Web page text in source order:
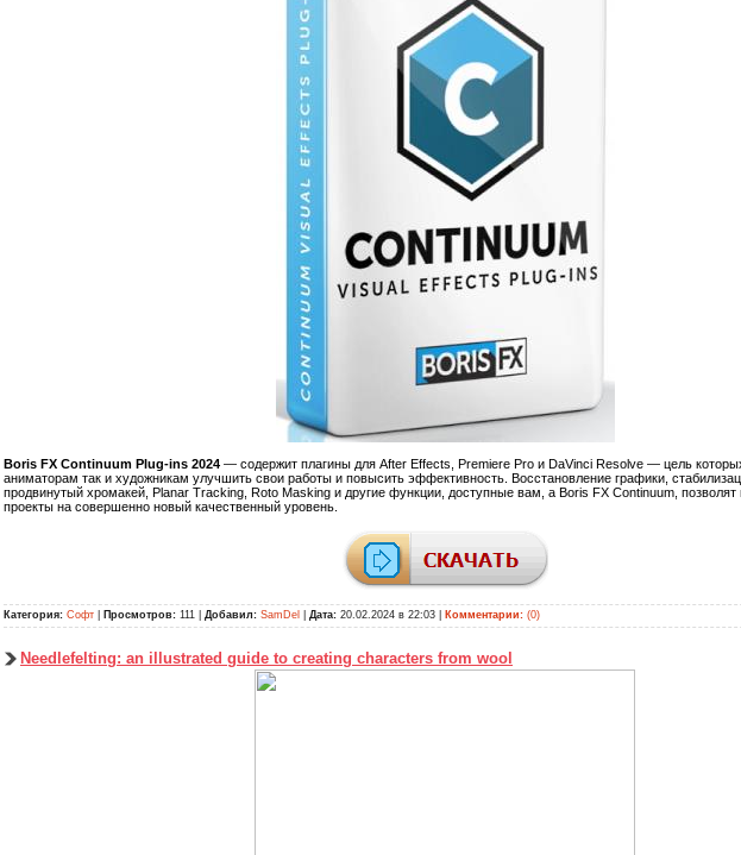
Boris FX Continuum Plug-ins 2024 — содержит плагины для After Effects, Premiere Pro и DaVinci Resolve — цель
аниматорам так и художникам улучшить свои работы и повысить эффективность. Восстановление графики,
продвинутый хромакей, Planar Tracking, Roto Masking и другие функции, доступные вам, а Boris FX Continuum,
проекты на совершенно новый качественный уровень.
Категория: Софт Просмотров: 111 | Добавил: SamDel Дата: 20.02.2024 в 22:03 Комментарии: (0)
Needlefelting: an illustrated guide to creating characters from wool